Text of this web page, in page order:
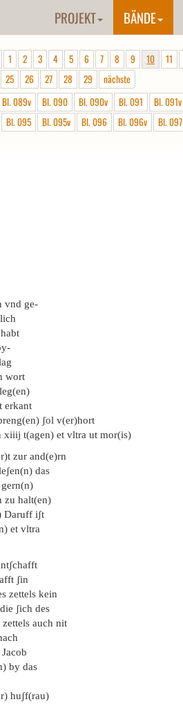
PROJEKT BÄNDE
1 2 3 4 5 6 7 8 9 10 11
25 26 27 28 29
nächste
Bl. 089v Bl. 090 Bl. 090v Bl. 091 Bl. 091v
Bl. 095 Bl. 095v Bl. 096 Bl. 096v Bl. 097
vnd ge-
wort
erkant
ʃol v(er)hort
xiiij t(agen) et vltra ut mor(is)
zur and(e)rn
das
zu halt(en)
Daruff iʃt
et vltra
ʃin
zettels kein
ʃich des
zettels auch nit
by das
huʃf(rau)